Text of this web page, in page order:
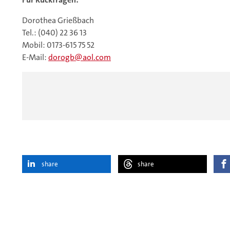
Dorothea Grießbach
Tel.: (040) 22 36 13
Mobil: 0173-615 75 52
E-Mail:dorogb aol.com
share share